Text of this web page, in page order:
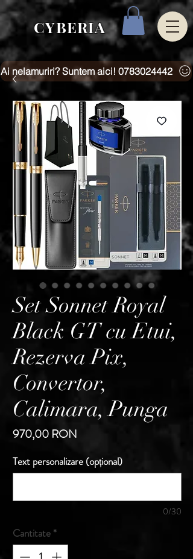
CYBERIA
Ai nelamuriri? Suntem aici! 0783024442
Set Sonnet Royal
Black GT cu Etui,
Rezerva Pix,
Convertor,
Calimara, Punga
970,00 RON
Text personalizare (opțional)
0/30
Cantitate *